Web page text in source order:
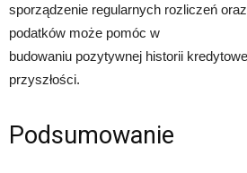
sporządzenie regularnych rozliczeń
podatków może pomóc w
budowaniu pozytywnej historii
przyszłości.
Podsumowanie